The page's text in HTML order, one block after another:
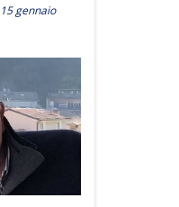
gennaio